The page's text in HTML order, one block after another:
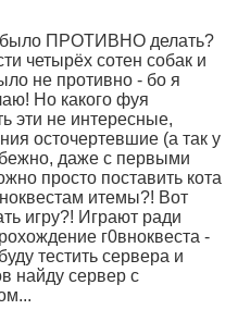
было ПРОТИВНО делать?
четырёх сотен собак и
не противно - бо я
Но какого фуя
эти не интересные,
осточертевшие (а так у
даже с первыми
просто поставить кота
итемы?! Вот
игру?! Играют ради
г0вноквеста -
тестить сервера и
найду сервер с